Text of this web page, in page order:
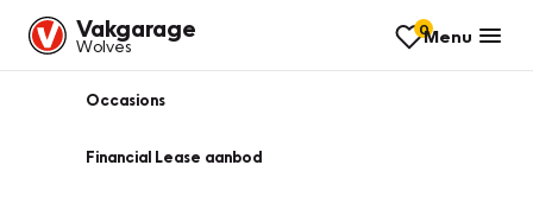
Vakgarage
Wolves
0Menu
Occasions
Financial Lease aanbod